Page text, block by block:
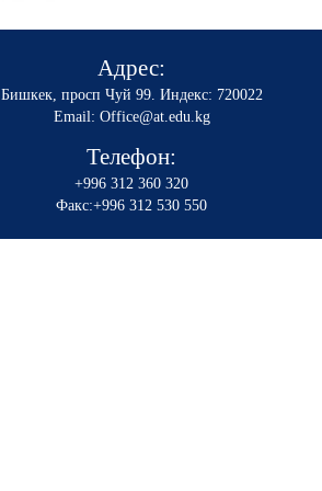
Адрес:
Бишкек, просп Чуй 99. Индекс: 720022
Email: Office@at.edu.kg
Телефон:
+996 312 360 320
Факс:+996 312 530 550